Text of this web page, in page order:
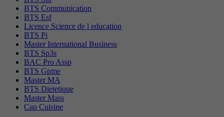
BTS Communication
BTS Esf
Licence Science de l education
BTS Pi
Master International Business
BTS Sp3s
BAC Pro Assp
BTS Gpme
Master MA
BTS Dietetique
Master Mass
Cap Cuisine